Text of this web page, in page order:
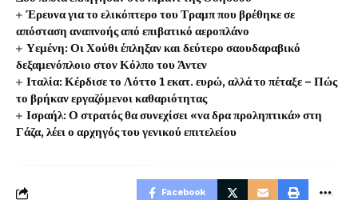
Έρευνα για το ελικόπτερο του Τραμπ που βρέθηκε σε
απόσταση αναπνοής από επιβατικό αεροπλάνο
Υεμένη: Οι Χούθι έπληξαν και δεύτερο σαουδαραβικό
δεξαμενόπλοιο στον Κόλπο του Άντεν
Ιταλία: Κέρδισε το Λόττο 1 εκατ. ευρώ, αλλά το πέταξε – Πώς
το βρήκαν εργαζόμενοι καθαριότητας
Ισραήλ: Ο στρατός θα συνεχίσει «να δρα προληπτικά» στη
Γάζα, λέει ο αρχηγός του γενικού επιτελείου
Facebook